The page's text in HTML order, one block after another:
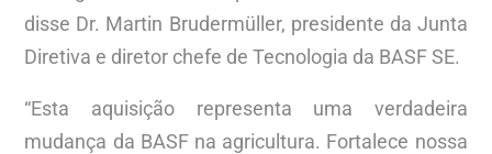
disse Dr. Martin Brudermüller, presidente da Junta
Diretiva e diretor chefe de Tecnologia da BASF SE.
“Esta aquisição representa uma verdadeira
mudança da BASF na agricultura. Fortalece nossa